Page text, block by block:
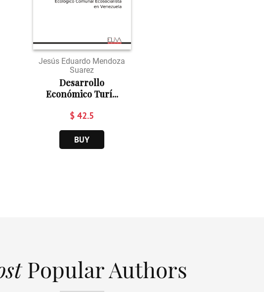
Jesús Eduardo Mendoza
Suarez
Desarrollo
Económico Turí...
$ 42.5
BUY
Popular Authors